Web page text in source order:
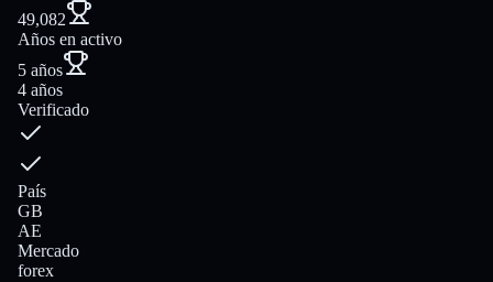
49,082
Años en activo
5 años
4 años
Verificado
País
GB
AE
Mercado
forex